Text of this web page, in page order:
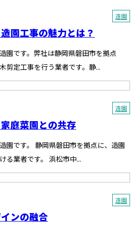
造園
園工事の魅力とは？
園です。弊社は静岡県磐田市を拠点
剪定工事を行う業者です。静...
造園
庭菜園との共存
園です。 静岡県磐田市を拠点に、造園
る業者です。 浜松市中...
造園
ンの融合